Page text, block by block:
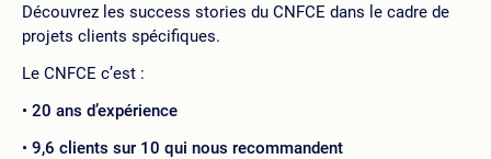
Découvrez les success stories du CNFCE dans le cadre de
projets clients spécifiques.
Le CNFCE c’est :
20 ans d’expérience
9,6 clients sur 10 qui nous recommandent